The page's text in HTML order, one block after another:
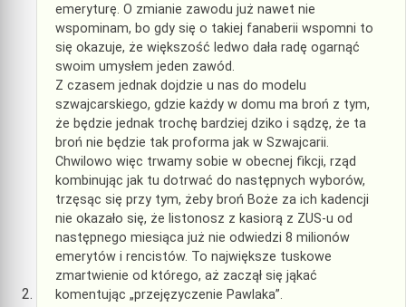
emeryturę. O zmianie zawodu już nawet nie
wspominam, bo gdy się o takiej fanaberii wspomni to
się okazuje, że większość ledwo dała radę ogarnąć
swoim umysłem jeden zawód.
Z czasem jednak dojdzie u nas do modelu
szwajcarskiego, gdzie każdy w domu ma broń z tym,
że będzie jednak trochę bardziej dziko i sądzę, że ta
broń nie będzie tak proforma jak w Szwajcarii.
Chwilowo więc trwamy sobie w obecnej fikcji, rząd
kombinując jak tu dotrwać do następnych wyborów,
trzęsąc się przy tym, żeby broń Boże za ich kadencji
nie okazało się, że listonosz z kasiorą z ZUS-u od
następnego miesiąca już nie odwiedzi 8 milionów
emerytów i rencistów. To największe tuskowe
zmartwienie od którego, aż zaczął się jąkać
komentując „przejęzyczenie Pawlaka”.